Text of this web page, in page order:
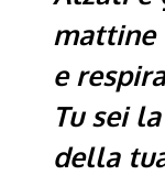
mattine
e
Tu sei
della